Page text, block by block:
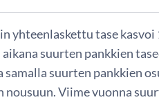
yhteenlaskettu tase kasvoi
suurten pankkien
samalla suurten pankkien
nousuun. Viime vuonna